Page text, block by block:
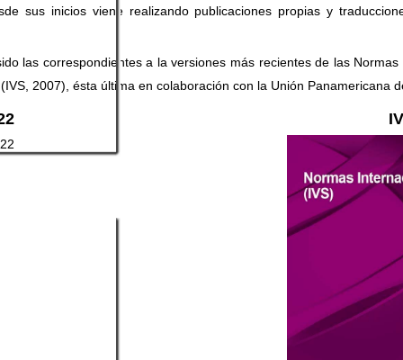
sus inicios viene realizando publicaciones propias y
las correspondientes a la versiones más recientes de las
2007), ésta última en colaboración con la Unión Panamericana